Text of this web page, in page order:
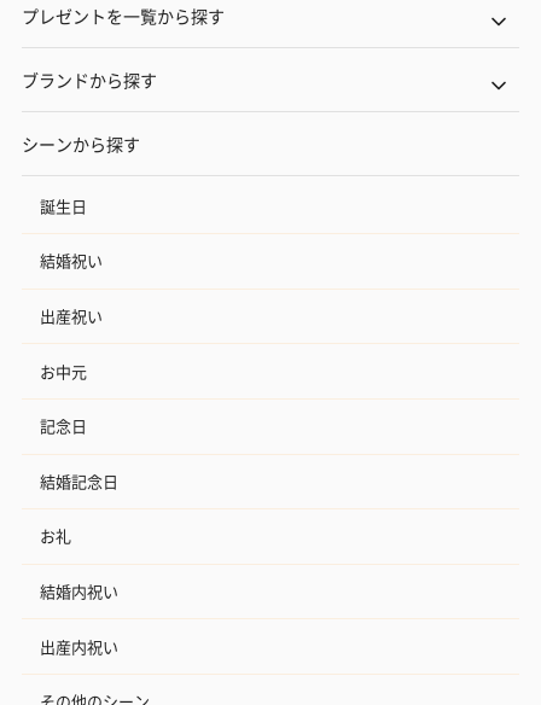
プレゼントを一覧から探す
ブランドから探す
シーンから探す
誕生日
結婚祝い
出産祝い
お中元
記念日
結婚記念日
お礼
結婚内祝い
出産内祝い